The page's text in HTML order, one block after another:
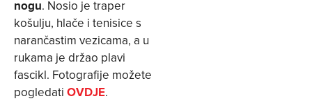
nogu. Nosio je traper
košulju, hlače i tenisice s
narančastim vezicama, a u
rukama je držao plavi
fascikl. Fotografije možete
pogledati OVDJE.